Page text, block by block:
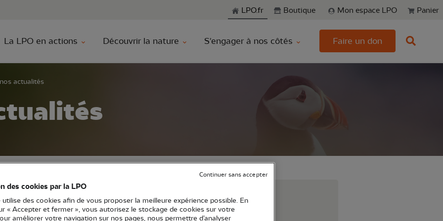
Aller à la rechercheLPO.fr Boutique Mon espace LPO Panier
La LPO en actions Découvrir la nature S'engager à nos côtés Faire un don
actualités
la liste des actus de la LPO, pensez à filtrer !!
des cookies par la LPO
utilise des cookies afin de vous proposer la meilleure expérience possible. En
« Accepter et fermer », vous autorisez le stockage de cookies sur votre
améliorer votre navigation sur nos pages, nous permettre d’analyser
Continuer sans accepter